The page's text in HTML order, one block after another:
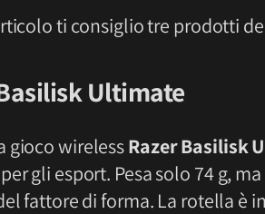
ti consiglio tre prodotti
Ultimate
gioco wirelessRazer Basilisk
gli esport. Pesa solo 74 g,
fattore di forma. La rotella è